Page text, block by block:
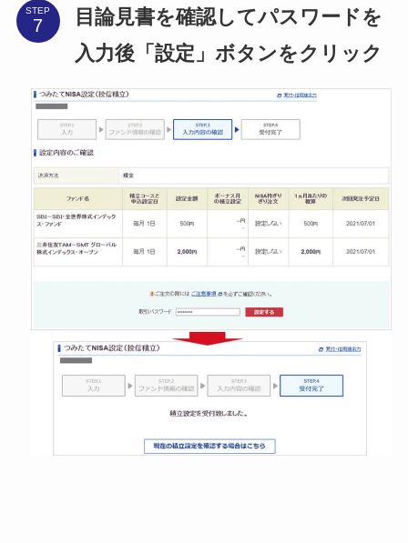
STEP
目論見書を確認してパスワードを
入力後「設定」ボタンをクリック